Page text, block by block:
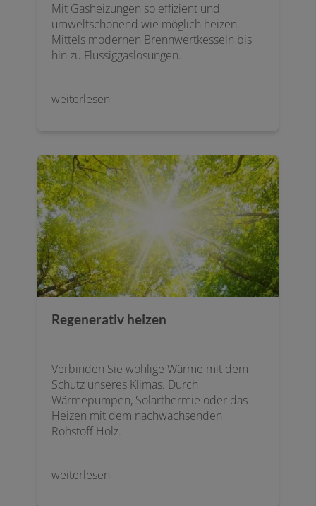
Mit Gasheizungen so effizient und
umweltschonend wie möglich heizen.
Mittels modernen Brennwertkesseln bis
hin zu Flüssiggaslösungen.
weiterlesen
Regenerativ heizen
Verbinden Sie wohlige Wärme mit dem
Schutz unseres Klimas. Durch
Wärmepumpen, Solarthermie oder das
Heizen mit dem nachwachsenden
Rohstoff Holz.
weiterlesen